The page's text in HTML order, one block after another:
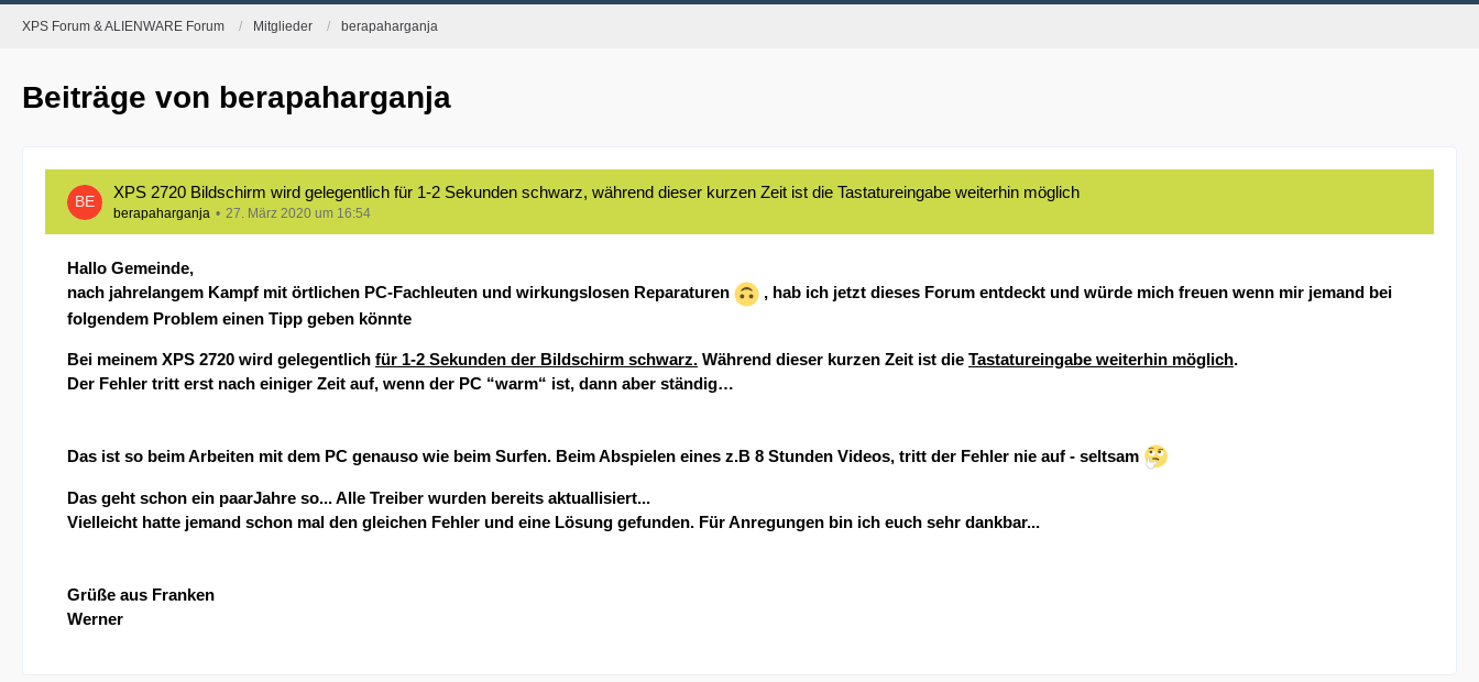
XPS Forum & ALIENWARE Forum Mitglieder berapaharganja
Beiträge von berapaharganja
XPS 2720 Bildschirm wird gelegentlich für 1-2 Sekunden schwarz, während dieser kurzen Zeit ist die Tastatureingabe weiterhin möglich
berapaharganja 27. März 2020 um 16:54
Hallo Gemeinde,
nach jahrelangem Kampf mit örtlichen PC-Fachleuten und wirkungslosen Reparaturen
, hab ich jetzt dieses Forum entdeckt und würde mich freuen wenn mir jemand bei
folgendem Problem einen Tipp geben könnte
Bei meinem XPS 2720 wird gelegentlich für 1-2 Sekunden der Bildschirm schwarz. Während dieser kurzen Zeit ist die Tastatureingabe weiterhin möglich.
Der Fehler tritt erst nach einiger Zeit auf, wenn der PC “warm“ ist, dann aber ständig…
Das ist so beim Arbeiten mit dem PC genauso wie beim Surfen. Beim Abspielen eines z.B 8 Stunden Videos, tritt der Fehler nie auf - seltsam
Das geht schon ein paarJahre so... Alle Treiber wurden bereits aktuallisiert...
Vielleicht hatte jemand schon mal den gleichen Fehler und eine Lösung gefunden. Für Anregungen bin ich euch sehr dankbar...
Grüße aus Franken
Werner